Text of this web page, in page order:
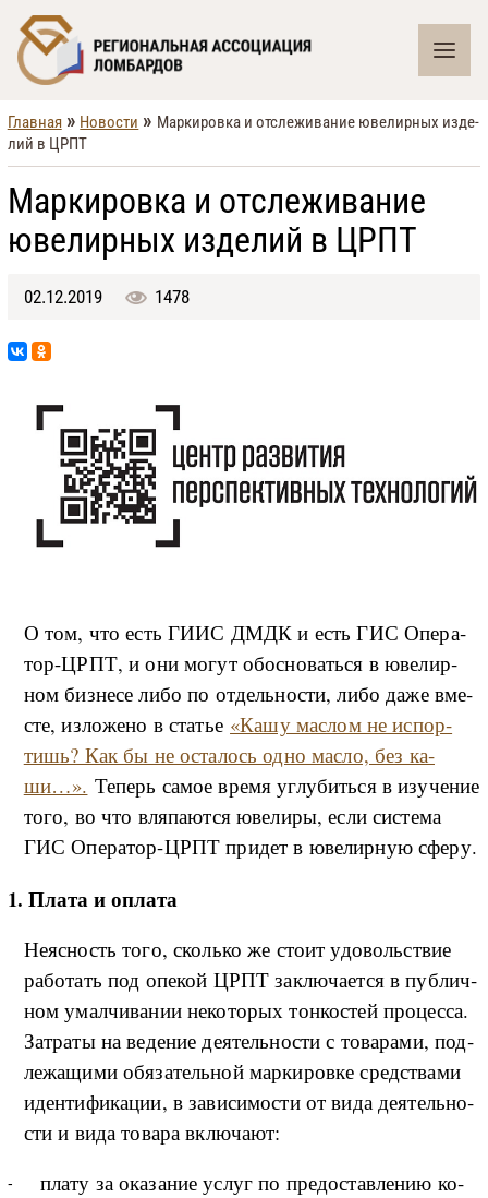
Главная » Новости » Мар­ки­ро­в­ка и от­сле­жи­ва­ние юве­ли­р­ных из­де­
лий в ЦРПТ
Мар­ки­ро­в­ка и от­сле­жи­ва­ние
юве­ли­р­ных из­де­лий в ЦРПТ
02.12.2019 1478
О том, что есть ГИИС ДМДК и есть ГИС Опе­ра­
тор-ЦРПТ, и они мо­гут обос­но­вать­ся в юве­ли­р­
ном биз­не­се ли­бо по от­дель­но­сти, ли­бо да­же вме­
сте, из­ло­же­но в ста­тье «Ка­шу мас­лом не ис­пор­
тишь? Как бы не оста­лось од­но мас­ло, без ка­
ши…». Те­перь са­мое вре­мя углу­бить­ся в изу­че­ние
то­го, во что вля­па­ют­ся юве­ли­ры, ес­ли си­сте­ма
ГИС Опе­ра­тор-ЦРПТ при­дет в юве­ли­р­ную сфе­ру.
1. Пла­та и опла­та
Не­яс­ность то­го, сколь­ко же сто­ит удо­воль­ствие
ра­бо­тать под опе­кой ЦРПТ за­клю­ча­ет­ся в пуб­ли­ч­
ном умал­чи­ва­нии не­ко­то­рых тон­ко­стей про­цес­са.
Затра­ты на ве­де­ние де­я­тель­но­сти с то­ва­ра­ми, под­
ле­жа­щи­ми обя­за­тель­ной мар­ки­ро­в­ке сред­ства­ми
иден­ти­фи­ка­ции, в за­ви­си­мо­сти от ви­да де­я­тель­но­
сти и ви­да то­ва­ра вклю­ча­ют:
пла­ту за ока­за­ние услуг по пре­до­став­ле­нию ко­